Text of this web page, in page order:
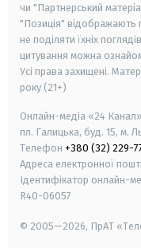
чи "Партнерський
"Позиція" відображають
не поділяти їхніх
цитування можна
Усі права захищені.
року (21+)
Онлайн-медіа «24 Канал»
пл. Галицька, буд. 15, м.
Телефон +380 (32) 229-
Адреса електронної
Ідентифікатор онлайн-
R40-06057
© 2005—2026, ПрАТ